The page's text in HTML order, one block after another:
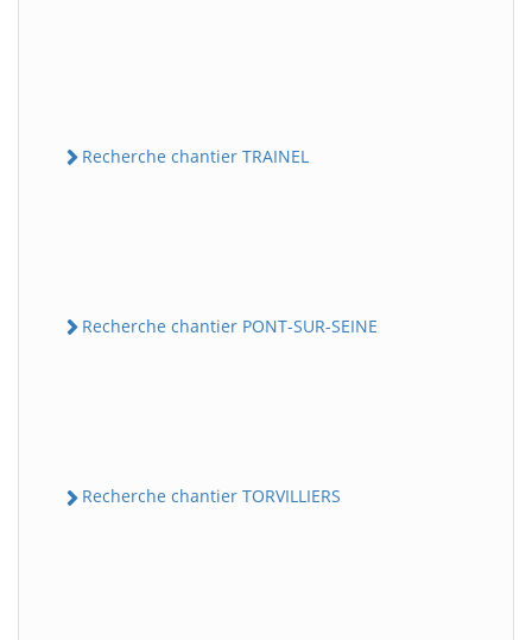
Recherche chantier TRAINEL
Recherche chantier PONT-SUR-SEINE
Recherche chantier TORVILLIERS